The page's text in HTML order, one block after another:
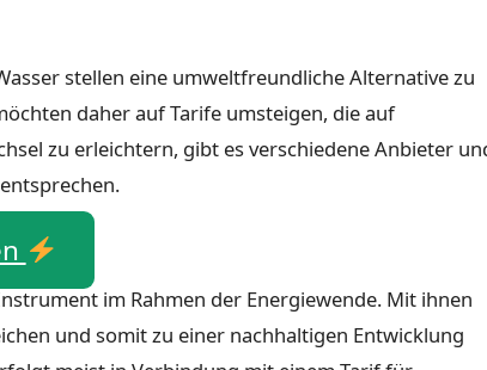
stellen eine umweltfreundliche Alternative zu
daher auf Tarife umsteigen, die auf
zu erleichtern, gibt es verschiedene Anbieter
im Rahmen der Energiewende. Mit ihnen
und somit zu einer nachhaltigen Entwicklung